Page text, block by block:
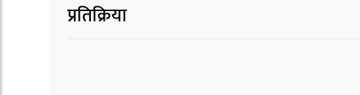
प्रतिक्रिया